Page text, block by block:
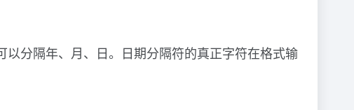
分隔年、月、日。日期分隔符的真正字符在格式输